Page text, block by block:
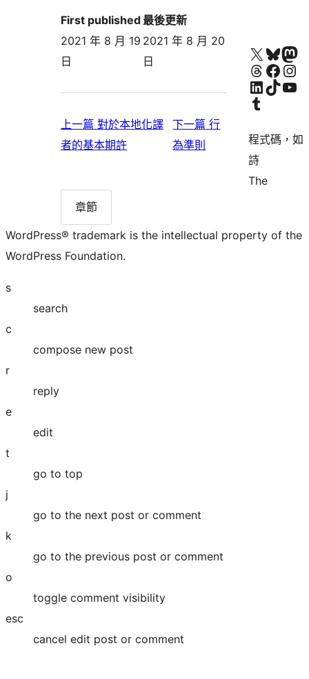
First published
2021 年 8 月 19
日
最後更新
2021 年 8 月 20
日
上一篇 對於本地化譯
者的基本期許上
的
下一篇 行
為準則
章節章
節
清
單
查看我們的 X (之前的 Twitter) 帳號造訪我們的 Bluesky 帳號造訪我們的 Mastodon 帳號
造訪我們的 Threads 帳號 造訪我們的 Facebook 粉絲專頁Visit our
Visit our LinkedIn
造訪我們的 TikTok 帳號Visit our
造訪我們的 Tumblr 帳號
程式碼，如
詩
The
WordPress® trademark is the intellectual property of the
WordPress Foundation.
s
search
c
compose new post
r
reply
e
edit
t
go to top
j
go to the next post or comment
k
go to the previous post or comment
o
toggle comment visibility
esc
cancel edit post or comment